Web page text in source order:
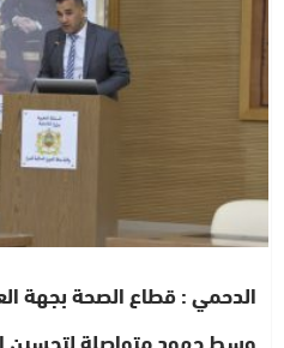
الدحمي : قطاع الصحة بجهة